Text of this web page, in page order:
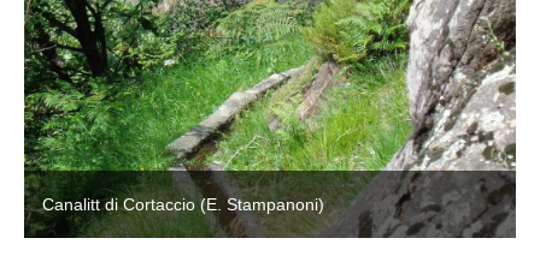
Canalitt di Cortaccio (E. Stampanoni)